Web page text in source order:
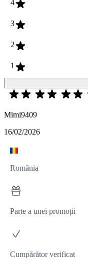
4
3
2
1
Mimi9409
16/02/2026
România
Parte a unei promoții
Cumpărător verificat